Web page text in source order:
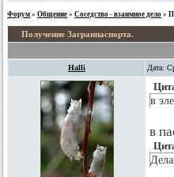
Форум » Общение » Соседство - взаимное дело »
Получение Загранпаспорта.
Halli Дата:
в
в